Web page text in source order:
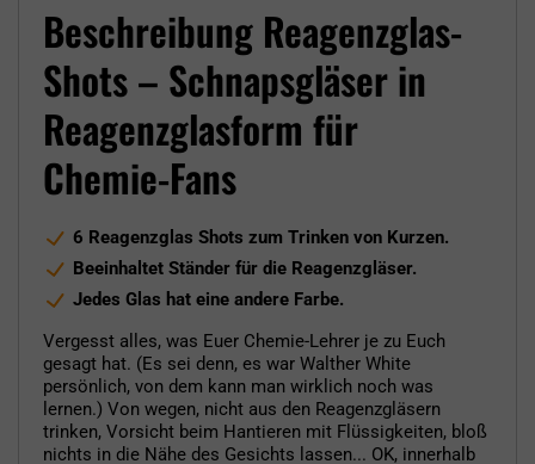
Beschreibung Reagenzglas-
Shots – Schnapsgläser in
Reagenzglasform für
Chemie-Fans
6 Reagenzglas Shots zum Trinken von Kurzen.
Beeinhaltet Ständer für die Reagenzgläser.
Jedes Glas hat eine andere Farbe.
Vergesst alles, was Euer Chemie-Lehrer je zu Euch
gesagt hat. (Es sei denn, es war Walther White
persönlich, von dem kann man wirklich noch was
lernen.) Von wegen, nicht aus den Reagenzgläsern
trinken, Vorsicht beim Hantieren mit Flüssigkeiten, bloß
nichts in die Nähe des Gesichts lassen... OK, innerhalb